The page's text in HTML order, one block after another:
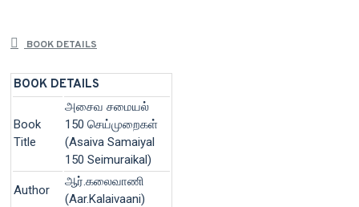
BOOK DETAILS
BOOK DETAILS
Book
Title
அசைவ சமையல்
150 செய்முறைகள்
(Asaiva Samaiyal
150 Seimuraikal)
Author
ஆர்.கலைவாணி
(Aar.Kalaivaani)